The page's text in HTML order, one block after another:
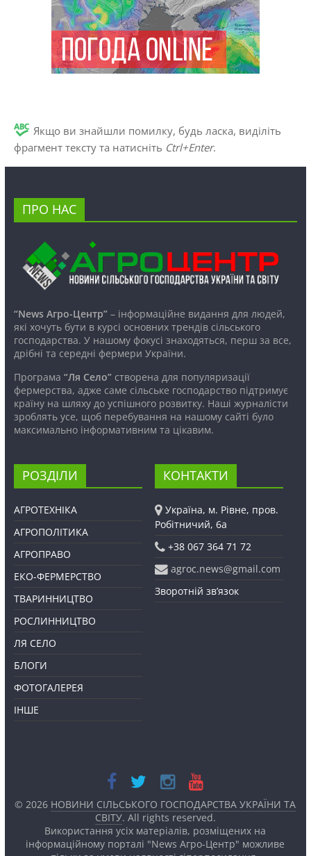
Якщо ви знайшли помилку, будь ласка, виділіть
фрагмент тексту та натисніть Ctrl+Enter.
ПРО НАС
“News Агро-Центр”– інформаційне видання для людей,
які хочуть бути в курсі основних трендів сільського
господарства. У нашому фокусі знаходяться, перш за все,
дрібні та середні фермери України.
Програма “Ля Село”створена для популяризації
фермерства, адже саме сільське господарство підтримує
країну на шляху до успішного розвитку. Наші журналісти
зроблять усе, щоб перебування на нашому сайті було
максимально інформативним та цікавим.
РОЗДІЛИ
АГРОТЕХНІКА
АГРОПОЛІТИКА
АГРОПРАВО
ЕКО-ФЕРМЕРСТВО
ТВАРИННИЦТВО
РОСЛИННИЦТВО
ЛЯ СЕЛО
БЛОГИ
ФОТОГАЛЕРЕЯ
ІНШЕ
КОНТАКТИ
Україна, м. Рівне, пров.
Робітничий, 6а
+38 067 364 71 72
agroc.news@gmail.com
Зворотній зв’язок
© 2026 НОВИНИ СІЛЬСЬКОГО ГОСПОДАРСТВА УКРАЇНИ ТА
СВІТУ. All rights reserved.
Використання усіх матеріалів, розміщених на
інформаційному порталі "News Агро-Центр" можливе